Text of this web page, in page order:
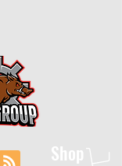
Shop